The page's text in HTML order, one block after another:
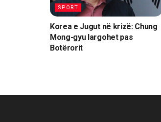
SPORT
Korea e Jugut në krizë: Chung
Mong-gyu largohet pas
Botërorit